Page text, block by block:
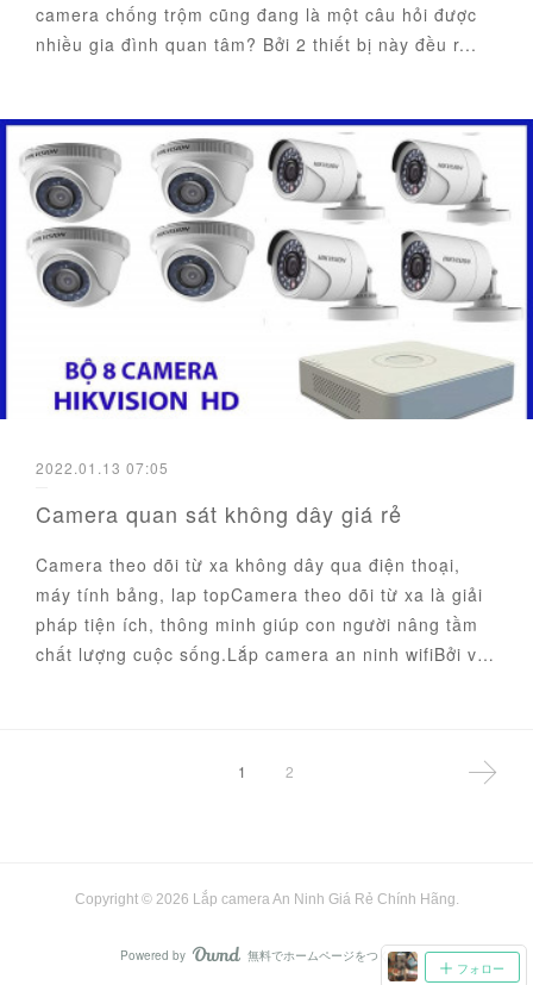
camera chống trộm cũng đang là một câu hỏi được
nhiều gia đình quan tâm? Bởi 2 thiết bị này đều r...
2022.01.13 07:05
Camera quan sát không dây giá rẻ
Camera theo dõi từ xa không dây qua điện thoại,
máy tính bảng, lap topCamera theo dõi từ xa là giải
pháp tiện ích, thông minh giúp con người nâng tầm
chất lượng cuộc sống.Lắp camera an ninh wifiBởi v…
1 2
フォロー
Copyright © 2026 Lắp camera An Ninh Giá Rẻ Chính Hãng.
Powered by AmebaOwnd
無料でホームページをつくろう